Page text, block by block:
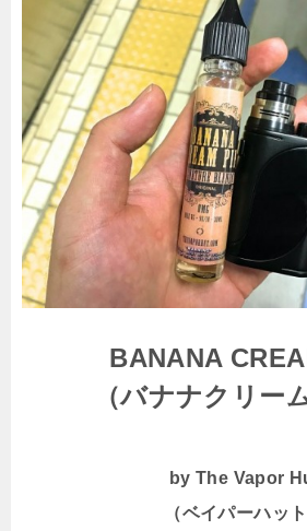
BANANA
（バナナクリー
by The Vapor
（ベイパーハット